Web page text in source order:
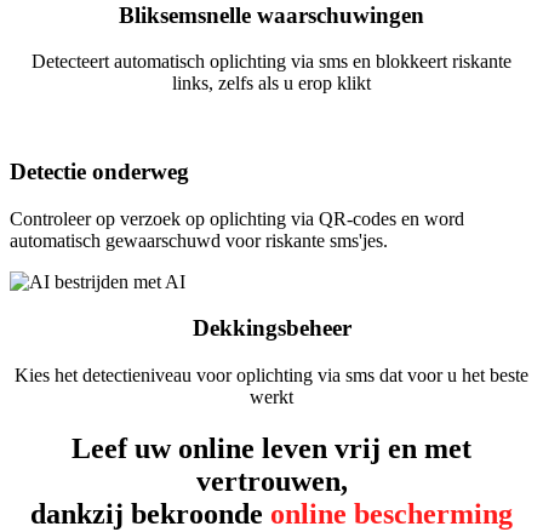
Bliksemsnelle waarschuwingen
Detecteert automatisch oplichting via sms en blokkeert riskante
links, zelfs als u erop klikt
Detectie onderweg
Controleer op verzoek op oplichting via QR-codes en word
automatisch gewaarschuwd voor riskante sms'jes.
Dekkingsbeheer
Kies het detectieniveau voor oplichting via sms dat voor u het beste
werkt
Leef uw online leven vrij en met
vertrouwen,
dankzij bekroonde online bescherming